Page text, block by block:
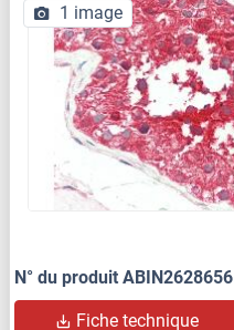
1 image
N° du produit ABIN2628656
Fiche technique